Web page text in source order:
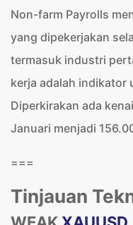
Non-farm Payrolls
yang dipekerjakan
termasuk industri
kerja adalah indikator
Diperkirakan ada
Januari menjadi
===
Tinjauan